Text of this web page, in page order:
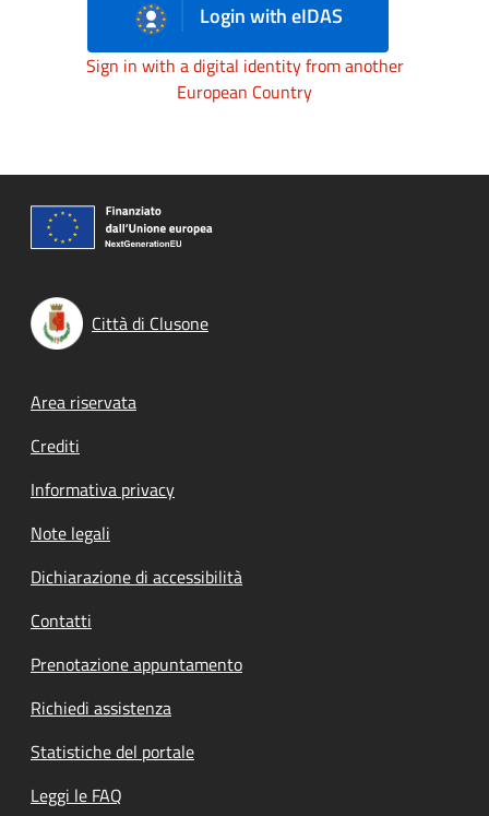
Login with eIDAS
Sign in with a digital identity from another
European Country
Città di Clusone
Footer menu
Area riservata
Crediti
Informativa privacy
Note legali
Dichiarazione di accessibilità
Contatti
Prenotazione appuntamento
Richiedi assistenza
Statistiche del portale
Leggi le FAQ